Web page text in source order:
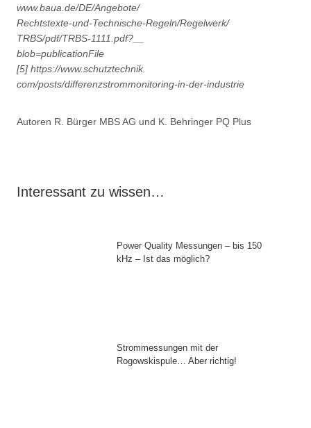
www.baua.de/DE/Angebote/
Rechtstexte-und-Technische-Regeln/Regelwerk/
TRBS/pdf/TRBS-1111.pdf?__
blob=publicationFile
[5] https://www.schutztechnik.
com/posts/differenzstrommonitoring-in-der-industrie
Autoren R. Bürger MBS AG und K. Behringer PQ Plus
Interessant zu wissen…
Power Quality Messungen – bis 150
kHz – Ist das möglich?
Strommessungen mit der
Rogowskispule… Aber richtig!